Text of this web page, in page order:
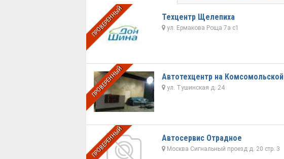
ПРОВЕРЕННЫЙ Техцентр Щелепиха
ул. Ермакова Роща 7а с1
ПРОВЕРЕННЫЙ Автотехцентр на Комсомольской
ул. Тушинская д. 24
ПРОВЕРЕННЫЙ Автосервис Отрадное
Москва Сигнальный проезд д. 20 стр. 3